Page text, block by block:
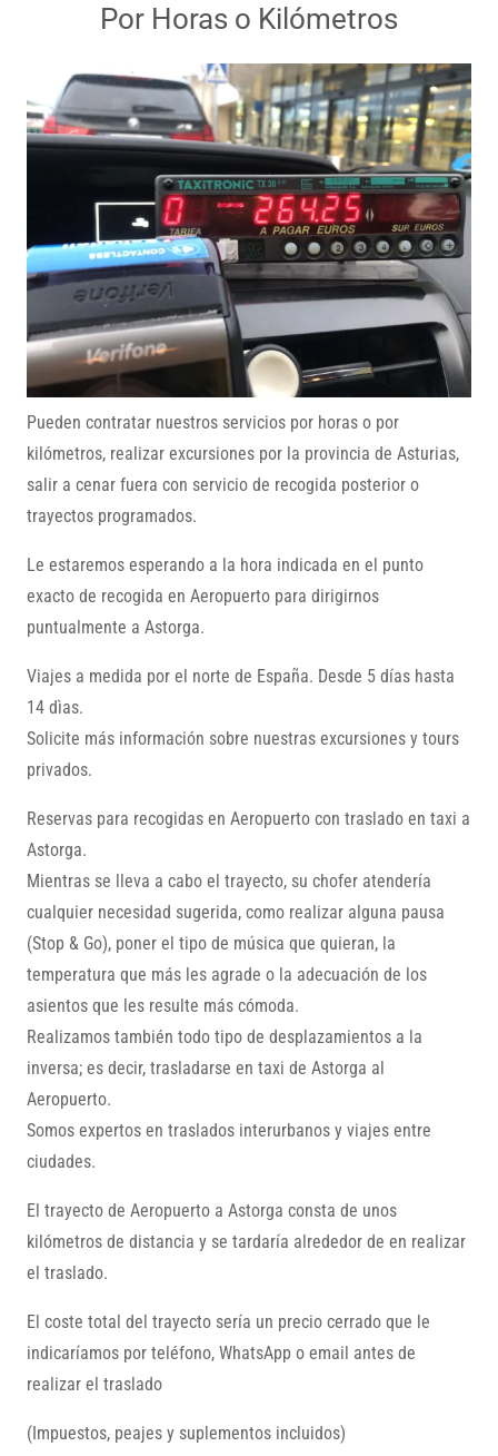
Por Horas o Kilómetros
Pueden contratar nuestros servicios por horas o por
kilómetros, realizar excursiones por la provincia de Asturias,
salir a cenar fuera con servicio de recogida posterior o
trayectos programados.
Le estaremos esperando a la hora indicada en el punto
exacto de recogida en Aeropuerto para dirigirnos
puntualmente a Astorga.
Viajes a medida por el norte de España. Desde 5 días hasta
14 dìas.
Solicite más información sobre nuestras excursiones y tours
privados.
Reservas para recogidas en Aeropuerto con traslado en taxi a
Astorga.
Mientras se lleva a cabo el trayecto, su chofer atendería
cualquier necesidad sugerida, como realizar alguna pausa
(Stop & Go), poner el tipo de música que quieran, la
temperatura que más les agrade o la adecuación de los
asientos que les resulte más cómoda.
Realizamos también todo tipo de desplazamientos a la
inversa; es decir, trasladarse en taxi de Astorga al
Aeropuerto.
Somos expertos en traslados interurbanos y viajes entre
ciudades.
El trayecto de Aeropuerto a Astorga consta de unos
kilómetros de distancia y se tardaría alrededor de en realizar
el traslado.
El coste total del trayecto sería un precio cerrado que le
indicaríamos por teléfono, WhatsApp o email antes de
realizar el traslado
(Impuestos, peajes y suplementos incluidos)